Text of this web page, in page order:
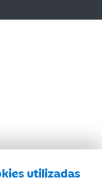
utilizadas